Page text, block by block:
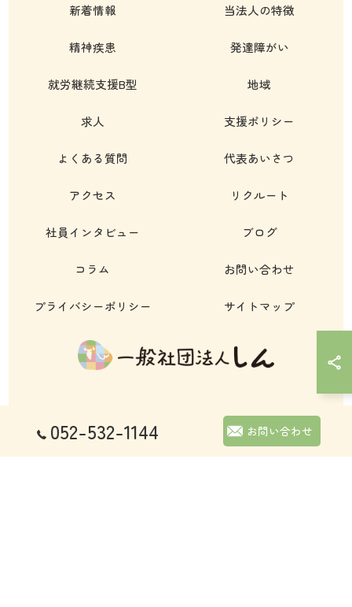
052-532-1144 お問い合わせ
新着情報 当法人の特徴
精神疾患 発達障がい
就労継続支援B型 地域
求人 支援ポリシー
よくある質問 代表あいさつ
アクセス リクルート
社員インタビュー ブログ
コラム お問い合わせ
プライバシーポリシー サイトマップ
© 2026 愛知県名古屋市の自立支援なら一般社団法人しん ALL RIGHTS
RESERVED.